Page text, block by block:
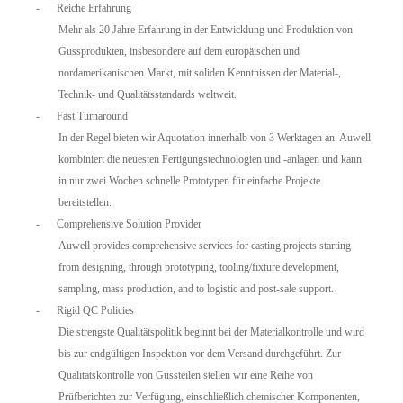
-
Reiche Erfahrung
Mehr als 20 Jahre Erfahrung in der Entwicklung und Produktion von
Gussprodukten, insbesondere auf dem europäischen und
nordamerikanischen Markt, mit soliden Kenntnissen der Material-,
Technik- und Qualitätsstandards weltweit.
-
Fast Turnaround
In der Regel bieten wir Aquotation innerhalb von 3 Werktagen an. Auwell
kombiniert die neuesten Fertigungstechnologien und -anlagen und kann
in nur zwei Wochen schnelle Prototypen für einfache Projekte
bereitstellen.
-
Comprehensive Solution Provider
Auwell provides comprehensive services for casting projects starting
from designing, through prototyping, tooling/fixture development,
sampling, mass production, and to logistic and post-sale support.
-
Rigid QC Policies
Die strengste Qualitätspolitik beginnt bei der Materialkontrolle und wird
bis zur endgültigen Inspektion vor dem Versand durchgeführt. Zur
Qualitätskontrolle von Gussteilen stellen wir eine Reihe von
Prüfberichten zur Verfügung, einschließlich chemischer Komponenten,